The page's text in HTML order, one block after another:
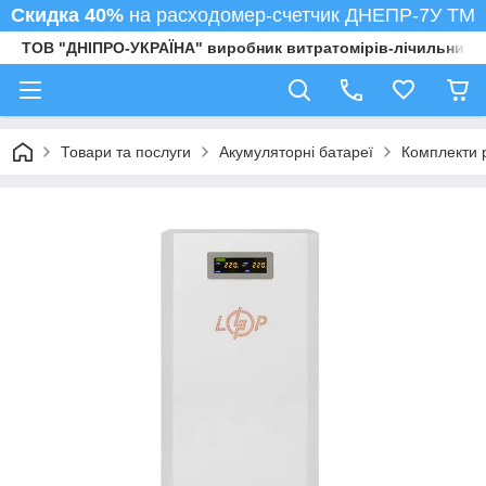
Скидка 40% на расходомер-счетчик ДНЕПР-7У ТМ
ТОВ "ДНІПРО-УКРАЇНА" виробник витратомірів-
Товари та послуги Акумуляторні батареї Комплекти